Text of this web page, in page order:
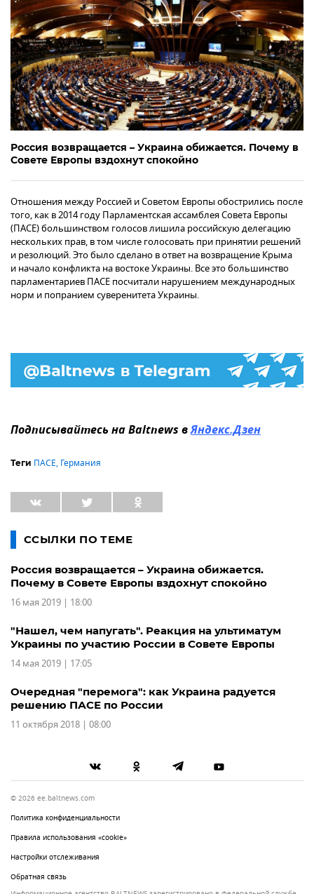
Россия возвращается – Украина обижается. Почему в
Совете Европы вздохнут спокойно
Отношения между Россией и Советом Европы обострились после
того, как в 2014 году Парламентская ассамблея Совета Европы
(ПАСЕ) большинством голосов лишила российскую делегацию
нескольких прав, в том числе голосовать при принятии решений
и резолюций. Это было сделано в ответ на возвращение Крыма
и начало конфликта на востоке Украины. Все это большинство
парламентариев ПАСЕ посчитали нарушением международных
норм и попранием суверенитета Украины.
Подписывайтесь на Baltnews вЯндекс.Дзен
Теги ПАСЕ, Германия
ССЫЛКИ ПО ТЕМЕ
Россия возвращается – Украина обижается.
Почему в Совете Европы вздохнут спокойно
16 мая 2019 | 18:00
"Нашел, чем напугать". Реакция на ультиматум
Украины по участию России в Совете Европы
14 мая 2019 | 17:05
Очередная "перемога": как Украина радуется
решению ПАСЕ по России
11 октября 2018 | 08:00
© 2026 ee.baltnews.com
Политика конфиденциальности
Правила использования «cookie»
Настройки отслеживания
Обратная связь